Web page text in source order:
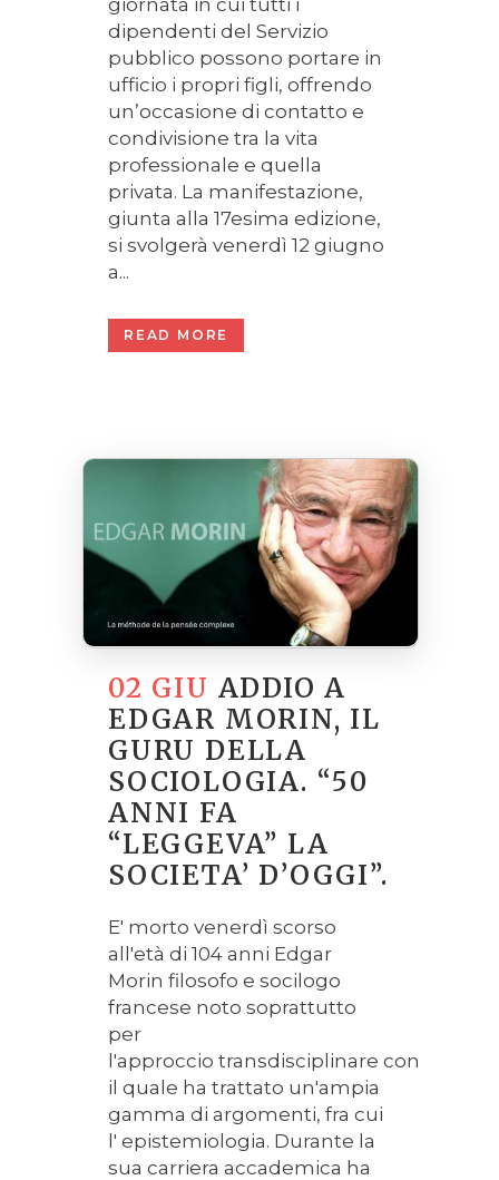
dipendenti del Servizio
pubblico possono portare in
ufficio i propri figli, offrendo
un’occasione di contatto e
condivisione tra la vita
professionale e quella
privata. La manifestazione,
giunta alla 17esima edizione,
si svolgerà venerdì 12 giugno
a...
READ MORE
02 GIU ADDIO A
EDGAR MORIN, IL
GURU DELLA
SOCIOLOGIA. “50
ANNI FA
“LEGGEVA” LA
SOCIETA’ D’OGGI”.
E' morto venerdì scorso
all'età di 104 anni Edgar
Morin filosofo e socilogo
francese noto soprattutto
per
l'approccio transdisciplinare con
il quale ha trattato un'ampia
gamma di argomenti, fra cui
l' epistemiologia. Durante la
sua carriera accademica ha